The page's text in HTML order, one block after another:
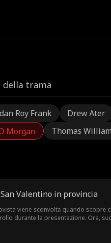
della trama
Roy Frank Drew Ater
Morgan Thomas
Valentino in provincia
viene sconvolta quando
durante la presentazione. Ora,